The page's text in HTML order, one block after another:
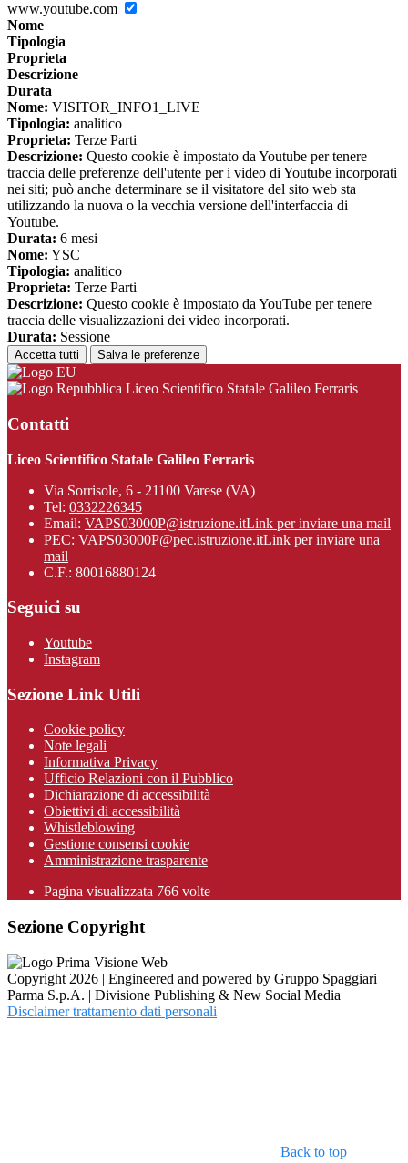
www.youtube.com
Nome
Tipologia
Proprieta
Descrizione
Durata
Nome: VISITOR_INFO1_LIVE
Tipologia: analitico
Proprieta: Terze Parti
Descrizione: Questo cookie è impostato da Youtube per tenere
traccia delle preferenze dell'utente per i video di Youtube incorporati
nei siti; può anche determinare se il visitatore del sito web sta
utilizzando la nuova o la vecchia versione dell'interfaccia di
Youtube.
Durata: 6 mesi
Nome: YSC
Tipologia: analitico
Proprieta: Terze Parti
Descrizione: Questo cookie è impostato da YouTube per tenere
traccia delle visualizzazioni dei video incorporati.
Durata: Sessione
Accetta tutti Salva le preferenze
Liceo Scientifico Statale Galileo Ferraris
Contatti
Liceo Scientifico Statale Galileo Ferraris
Via Sorrisole, 6 - 21100 Varese (VA)
Tel: 0332226345
Email: VAPS03000P@istruzione.itLink per inviare una mail
PEC: VAPS03000P@pec.istruzione.itLink per inviare una
mail
C.F.: 80016880124
Seguici su
Youtube
Instagram
Sezione Link Utili
Cookie policy
Note legali
Informativa Privacy
Ufficio Relazioni con il Pubblico
Dichiarazione di accessibilità
Obiettivi di accessibilità
Whistleblowing
Gestione consensi cookie
Amministrazione trasparente
Pagina visualizzata 766 volte
Sezione Copyright
Copyright 2026 | Engineered and powered by Gruppo Spaggiari
Parma S.p.A. | Divisione Publishing & New Social Media
Disclaimer trattamento dati personali
Back to top